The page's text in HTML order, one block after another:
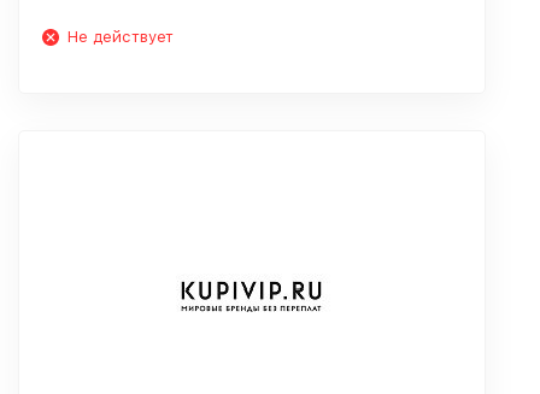
Не действует